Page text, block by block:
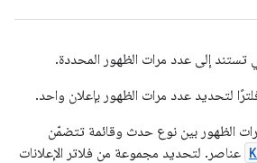
تستند إلى عدد مرات الظهور المحددة.
الظهور بين نوع حدث وقائمة تتضمّن
عناصر. لتحديد مجموعة من فلاتر الإعلانات